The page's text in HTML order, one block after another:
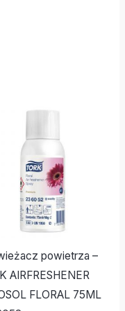
powietrza –
AIRFRESHENER
FLORAL 75ML